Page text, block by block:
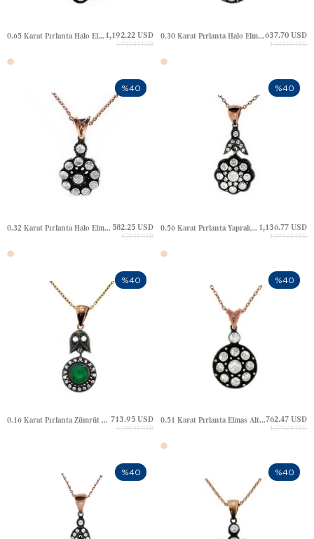
0.65 Karat Pırlanta Halo Elmas Altın Kolye 1,192.22 USD
1,987.04 USD
0.30 Karat Pırlanta Halo Elmas Altın Kolye637.70 USD
1,062.84 USD
0.32 Karat Pırlanta Halo Elmas Altın Kolye 582.25 USD
970.41 USD
%40
0.56 Karat Pırlanta Yaprak Elmas Altın Kolye 1,136.77 USD
1,894.62 USD
%40
0.16 Karat Pırlanta Zümrüt Yaprak Halo Elmas Altın Kolye 713.95 USD
1,189.91 USD
%40
0.51 Karat Pırlanta Elmas Altın Kolye762.47 USD
1,270.78 USD
%40
%40 %40